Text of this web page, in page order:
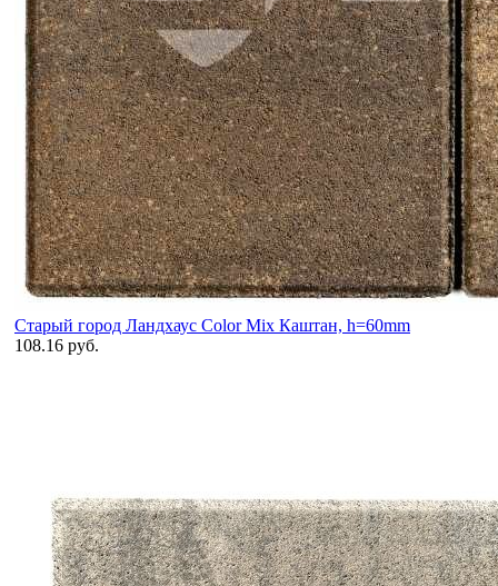
Старый город Ландхаус Color Mix Каштан, h=60mm
108.16 руб.